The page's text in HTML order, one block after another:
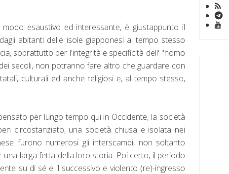
esaustivo ed interessante, è giustappunto il
abitanti delle isole giapponesi al tempo stesso
soprattutto per l'integrità e specificità dell' "homo
secoli, non potranno fare altro che guardare con
culturali ed anche religiosi e, al tempo stesso,
per lungo tempo qui in Occidente, la società
circostanziato, una società chiusa e isolata nei
furono numerosi gli interscambi, non soltanto
larga fetta della loro storia. Poi certo, il periodo
su di sé e il successivo e violento (re)-ingresso